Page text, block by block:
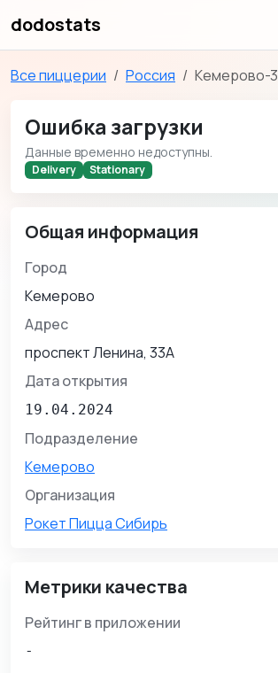
dodostats
Все пиццерии Россия Кемерово-3
Ошибка загрузки
Данные временно недоступны.
Delivery Stationary
Общая информация
Город
Кемерово
Адрес
проспект Ленина, 33А
Дата открытия
19.04.2024
Подразделение
Кемерово
Организация
Рокет Пицца Сибирь
Метрики качества
Рейтинг в приложении
-